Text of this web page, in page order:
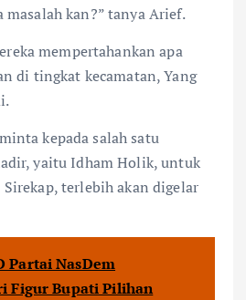
kan?” tanya Arief.
mempertahankan apa
di tingkat kecamatan, Yang
kepada salah satu
yaitu Idham Holik, untuk
terlebih akan digelar
Partai NasDem
Figur Bupati Pilihan